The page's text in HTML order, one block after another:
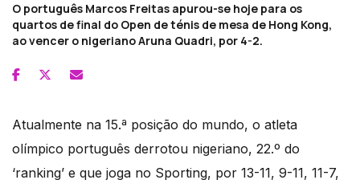
O português Marcos Freitas apurou-se hoje para os
quartos de final do Open de ténis de mesa de Hong Kong,
ao vencer o nigeriano Aruna Quadri, por 4-2.
Atualmente na 15.ª posição do mundo, o atleta
olímpico português derrotou nigeriano, 22.º do
‘ranking’ e que joga no Sporting, por 13-11, 9-11, 11-7,